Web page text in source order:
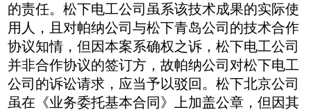
的责任。松下电工公司虽系该技术成果的实际使
用人，且对帕纳公司与松下青岛公司的技术合作
协议知情，但因本案系确权之诉，松下电工公司
并非合作协议的签订方，故帕纳公司对松下电工
公司的诉讼请求，应当予以驳回。松下北京公司
虽在《业务委托基本合同》上加盖公章，但因其